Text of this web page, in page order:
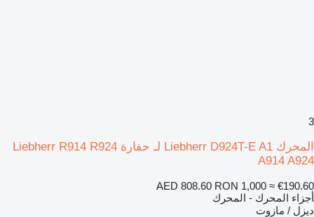
3
المحرك Liebherr D924T-E A1 لـ حفارة Liebherr R914 R924
A914 A924
AED 808.60 RON 1,000 ≈ €190.60
أجزاء المحرك - المحرك
ديزل / مازوت